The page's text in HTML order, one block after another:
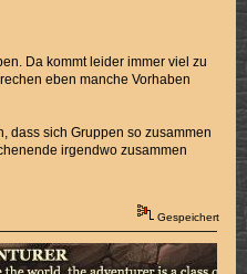
Da kommt leider immer viel zu
eben manche Vorhaben
dass sich Gruppen so zusammen
irgendwo zusammen
Gespeichert